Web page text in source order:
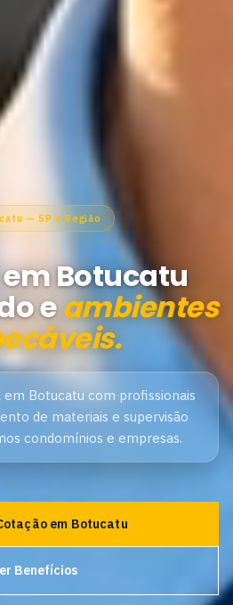
— SP e Região
Botucatu
eambientes
Botucatu com profissionais
de materiais e supervisão
condomínios e empresas.
em Botucatu
Benefícios